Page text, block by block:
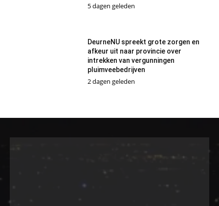
5 dagen geleden
DeurneNU spreekt grote zorgen en
afkeur uit naar provincie over
intrekken van vergunningen
pluimveebedrijven
2 dagen geleden